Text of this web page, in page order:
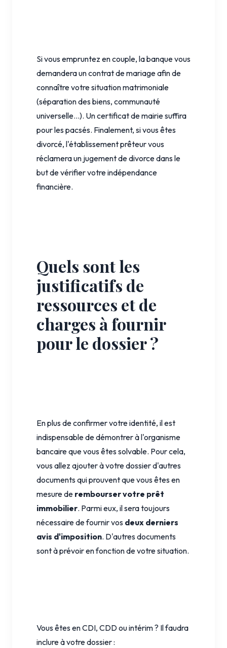
Si vous empruntez en couple, la banque vous
demandera un contrat de mariage afin de
connaître votre situation matrimoniale
(séparation des biens, communauté
universelle...). Un certificat de mairie suffira
pour les pacsés. Finalement, si vous êtes
divorcé, l'établissement prêteur vous
réclamera un jugement de divorce dans le
but de vérifier votre indépendance
financière.
Quels sont les
justificatifs de
ressources et de
charges à fournir
pour le dossier ?
En plus de confirmer votre identité, il est
indispensable de démontrer à l'organisme
bancaire que vous êtes solvable. Pour cela,
vous allez ajouter à votre dossier d'autres
documents qui prouvent que vous êtes en
mesure de rembourser votre prêt
immobilier. Parmi eux, il sera toujours
nécessaire de fournir vos deux derniers
avis d'imposition. D'autres documents
sont à prévoir en fonction de votre situation.
Vous êtes en CDI, CDD ou intérim ? Il faudra
inclure à votre dossier :